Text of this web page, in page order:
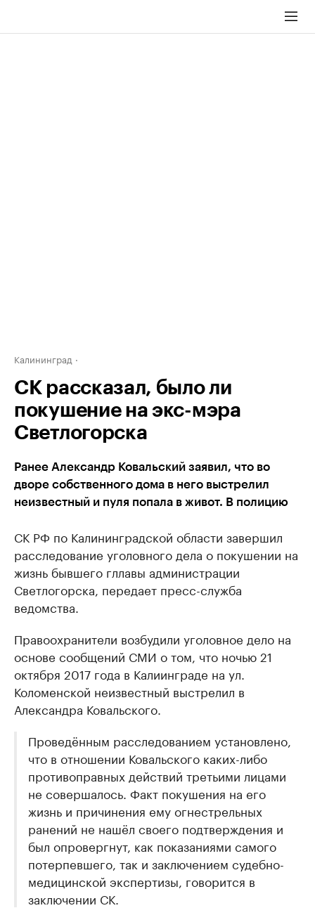
Калининград
СК рассказал, было ли
покушение на экс-мэра
Светлогорска
Ранее Александр Ковальский заявил, что во
дворе собственного дома в него выстрелил
неизвестный и пуля попала в живот. В полицию
СК РФ по Калининградской области завершил
расследование уголовного дела о покушении на
жизнь бывшего гллавы администрации
Светлогорска, передает пресс-служба
ведомства.
Правоохранители возбудили уголовное дело на
основе сообщений СМИ о том, что ночью 21
октября 2017 года в Калиинграде на ул.
Коломенской неизвестный выстрелил в
Александра Ковальского.
Проведённым расследованием установлено,
что в отношении Ковальского каких-либо
противоправных действий третьими лицами
не совершалось. Факт покушения на его
жизнь и причинения ему огнестрельных
ранений не нашёл своего подтверждения и
был опровергнут, как показаниями самого
потерпевшего, так и заключением судебно-
медицинской экспертизы, говорится в
заключении СК.